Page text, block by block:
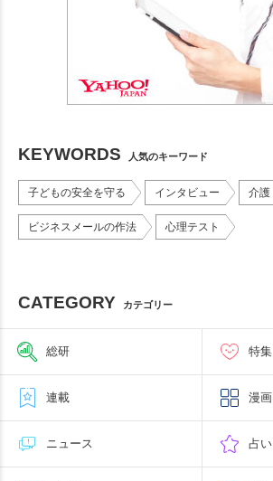
KEYWORDS 人気のキーワード
子どもの安全を守る インタビュー 介護
ビジネスメールの作法 心理テスト
CATEGORY カテゴリー
総研 特集
連載 漫画
ニュース 占い